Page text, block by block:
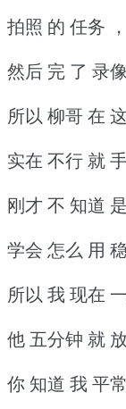
拍照 的 任务
然后 完 了 录
所以 柳哥 在
实在 不行 就
刚才 不 知道
学会 怎么 用
所以 我 现在
他 五分钟 就
你 知道 我 平